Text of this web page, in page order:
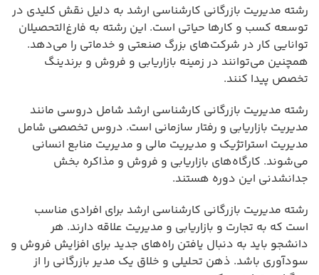
رشته مدیریت بازرگانی کارشناسی ارشد به دلیل نقش کلیدی در
توسعه کسب و کارها حیاتی است. این رشته به فارغ‌التحصیلان
توانایی کار در شرکت‌های بزرگ صنعتی و خدماتی را می‌دهد.
همچنین می‌توانند در زمینه بازاریابی و فروش و برندینگ
تخصص پیدا کنند.
رشته مدیریت بازرگانی کارشناسی ارشد شامل دروسی مانند
مدیریت بازاریابی و رفتار سازمانی است. دروس تخصصی شامل
مدیریت استراتژیک و مدیریت مالی و مدیریت منابع انسانی
می‌شوند. کارگاه‌های بازاریابی و فروش و مذاکره بخش
جدانشدنی این دوره هستند.
رشته مدیریت بازرگانی کارشناسی ارشد برای افرادی مناسب
است که به تجارت و بازاریابی و مدیریت علاقه دارند. هر
دانشجو باید به دنبال یافتن راه‌های جدید برای افزایش فروش و
سودآوری باشد. ذهن تحلیلی و خلاق یک مدیر بازرگانی را از